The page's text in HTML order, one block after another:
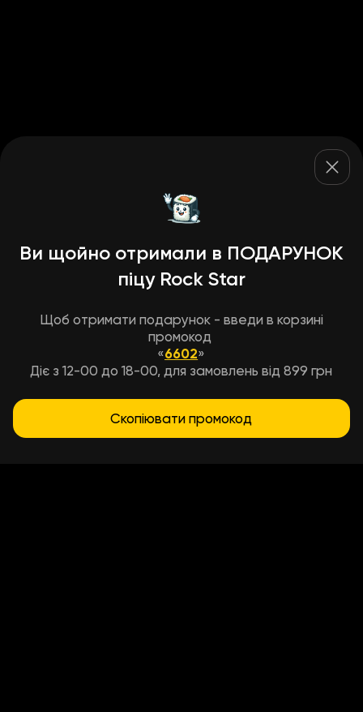
Ви щойно отримали в ПОДАРУНОК
піцу Rock Star
Щоб отримати подарунок - введи в корзині
промокод
«6602»
Діє з 12-00 до 18-00, для замовлень від 899 грн
Скопіювати промокод